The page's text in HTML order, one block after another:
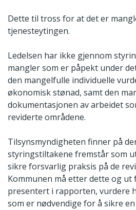
Dette til tross for at det er
tjenesteytingen.
Ledelsen har ikke gjennom
mangler som er påpekt under
den mangelfulle individuelle
økonomisk stønad, samt den
dokumentasjonen av arbeidet
reviderte områdene.
Tilsynsmyndigheten finner på
styringstiltakene fremstår som
sikre forsvarlig praksis på de
Kommunen må etter dette og ut
presentert i rapporten, vurdere
som er nødvendige for å sikre